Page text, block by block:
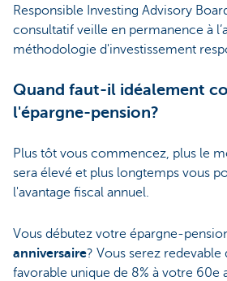
Responsible Investing Advisory
consultatif veille en permanence à
méthodologie d'investissement
Quand faut-il idéalement
l'épargne-pension?
Plus tôt vous commencez, plus le
sera élevé et plus longtemps vous
l'avantage fiscal annuel.
Vous débutez votre épargne-
anniversaire? Vous serez
favorable unique de 8% à votre 60e